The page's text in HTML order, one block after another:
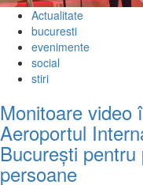
Actualitate
bucuresti
evenimente
social
stiri
Monitoare video
Aeroportul
București
persoane